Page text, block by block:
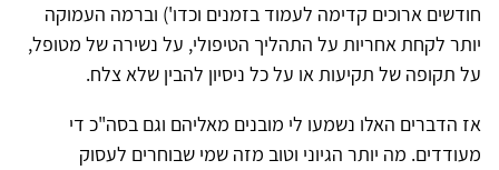
חודשים ארוכים קדימה לעמוד בזמנים וכדו') וברמה העמוקה
יותר לקחת אחריות על התהליך הטיפולי, על נשירה של מטופל,
על תקופה של תקיעות או על כל ניסיון להבין שלא צלח.
אז הדברים האלו נשמעו לי מובנים מאליהם וגם בסה"כ די
מעודדים. מה יותר הגיוני וטוב מזה שמי שבוחרים לעסוק